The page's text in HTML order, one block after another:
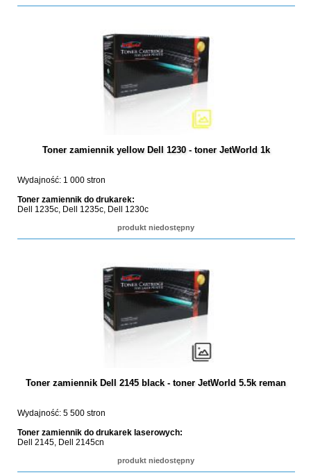
Toner zamiennik yellow Dell 1230 - toner JetWorld 1k
Wydajność: 1 000 stron
Toner zamiennik do drukarek:
Dell 1235c, Dell 1235c, Dell 1230c
produkt niedostępny
Toner zamiennik Dell 2145 black - toner JetWorld 5.5k reman
Wydajność: 5 500 stron
Toner zamiennik do drukarek laserowych:
Dell 2145, Dell 2145cn
produkt niedostępny